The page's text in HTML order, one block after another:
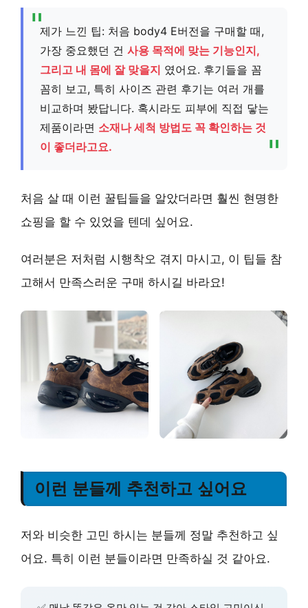
제가 느낀 팁: 처음 body4 E버전을 구매할 때,
가장 중요했던 건 사용 목적에 맞는 기능인지,
그리고 내 몸에 잘 맞을지 였어요. 후기들을 꼼
꼼히 보고, 특히 사이즈 관련 후기는 여러 개를
비교하며 봤답니다. 혹시라도 피부에 직접 닿는
제품이라면 소재나 세척 방법도 꼭 확인하는 것
이 좋더라고요.
처음 살 때 이런 꿀팁들을 알았더라면 훨씬 현명한
쇼핑을 할 수 있었을 텐데 싶어요.
여러분은 저처럼 시행착오 겪지 마시고, 이 팁들 참
고해서 만족스러운 구매 하시길 바라요!
이런 분들께 추천하고 싶어요
저와 비슷한 고민 하시는 분들께 정말 추천하고 싶
어요. 특히 이런 분들이라면 만족하실 것 같아요.